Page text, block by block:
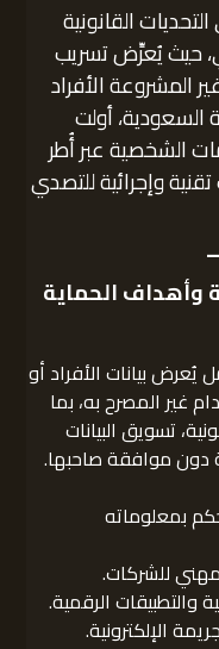
القانونية
حيث يُعرِّض تسريب
المشروعة الأفراد
السعودية، أولت
الشخصية عبر أُطر
وإجرائية للتصدي
وأهداف الحماية
بيانات الأفراد أو
غير المصرح به، بما
تسويق البيانات
دون موافقة صاحبها.
بمعلوماته
للشركات.
والتطبيقات الرقمية.
الإلكترونية.